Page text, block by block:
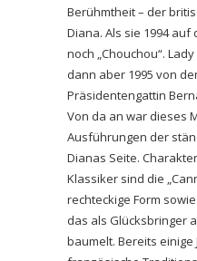
Berühmtheit – der
Diana. Als sie 1994
noch „Chouchou“.
dann aber 1995 von
Präsidentengattin
Von da an war dieses
Ausführungen der
Dianas Seite.
Klassiker sind die
rechteckige Form
das als Glücksbringer
baumelt. Bereits